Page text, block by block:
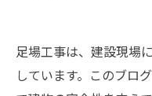
足場工事は、建設現場
しています。このブロ